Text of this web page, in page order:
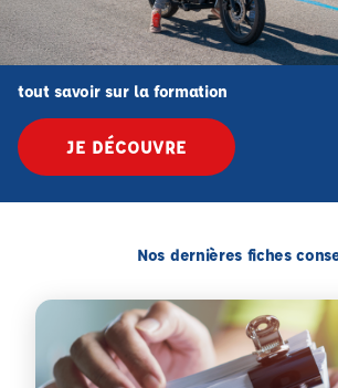
tout savoir sur la formation
JE DÉCOUVRE
Nos dernières fiches